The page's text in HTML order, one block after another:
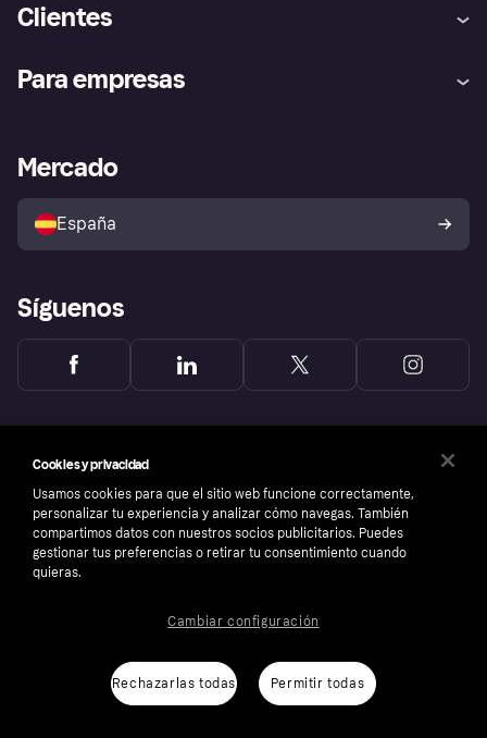
Clientes
Inicio de sesión
Directorio de tiendas
Política de protección al
comprador de Klarna
Reclamaciones
Para empresas
Acceso empresas
Mercado
España
Síguenos
Número de empresa: 556737-0431
Aviso Sobre CookiesKlarna.com
Cookies y privacidad
Usamos cookies para que el sitio web funcione correctamente,
personalizar tu experiencia y analizar cómo navegas. También
compartimos datos con nuestros socios publicitarios. Puedes
gestionar tus preferencias o retirar tu consentimiento cuando
quieras.
Rechazarlas todas Permitir todas
Cambiar configuración